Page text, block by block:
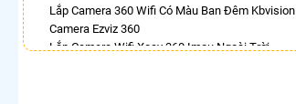
Lắp Camera 360 Wifi Có Màu Ban Đêm Kbvision
Camera Ezviz 360
Lắp Camera Wifi Xoay 360 Imou Ngoài Trời